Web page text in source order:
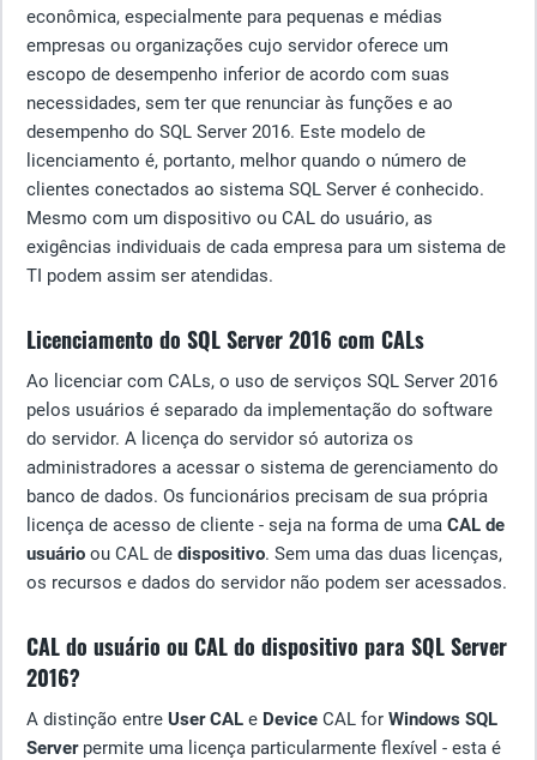
econômica, especialmente para pequenas e médias
empresas ou organizações cujo servidor oferece um
escopo de desempenho inferior de acordo com suas
necessidades, sem ter que renunciar às funções e ao
desempenho do SQL Server 2016. Este modelo de
licenciamento é, portanto, melhor quando o número de
clientes conectados ao sistema SQL Server é conhecido.
Mesmo com um dispositivo ou CAL do usuário, as
exigências individuais de cada empresa para um sistema de
TI podem assim ser atendidas.
Licenciamento do SQL Server 2016 com CALs
Ao licenciar com CALs, o uso de serviços SQL Server 2016
pelos usuários é separado da implementação do software
do servidor. A licença do servidor só autoriza os
administradores a acessar o sistema de gerenciamento do
banco de dados. Os funcionários precisam de sua própria
licença de acesso de cliente - seja na forma de uma CAL de
usuário ou CAL de dispositivo. Sem uma das duas licenças,
os recursos e dados do servidor não podem ser acessados.
CAL do usuário ou CAL do dispositivo para SQL Server
2016?
A distinção entre User CAL e Device CAL for Windows SQL
Serverpermite uma licença particularmente flexível - esta é